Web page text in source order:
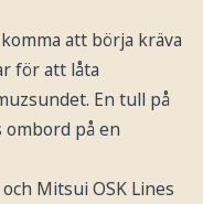
att börja kräva
för att låta
En tull på
på en
Mitsui OSK Lines